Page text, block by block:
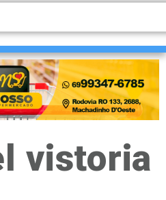
vistoria